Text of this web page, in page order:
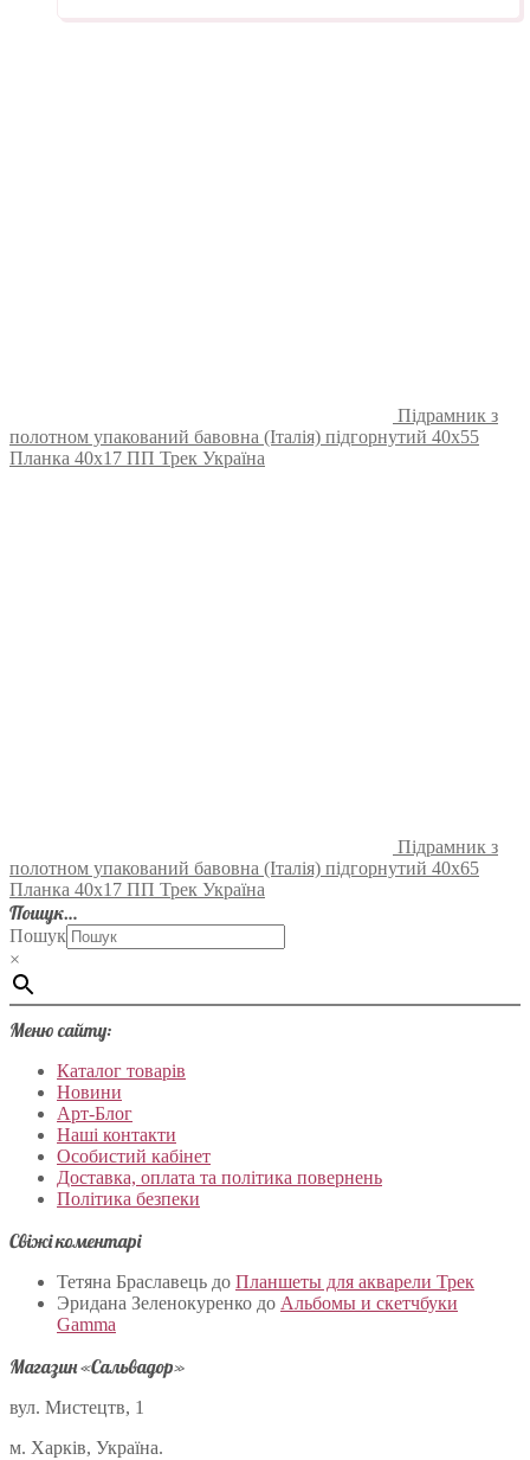
Підрамник з
полотном упакований бавовна (Італія) підгорнутий 40х55
Планка 40х17 ПП Трек Україна
Підрамник з
полотном упакований бавовна (Італія) підгорнутий 40х65
Планка 40х17 ПП Трек Україна
Пошук…
Пошук
×
Меню сайту:
Каталог товарів
Новини
Арт-Блог
Наші контакти
Особистий кабінет
Доставка, оплата та політика повернень
Політика безпеки
Свіжі коментарі
Тетяна Браславець до Планшеты для акварели Трек
Эридана Зеленокуренко до Альбомы и скетчбуки
Gamma
Магазин «Сальвадор»
вул. Мистецтв, 1
м. Харків, Україна.